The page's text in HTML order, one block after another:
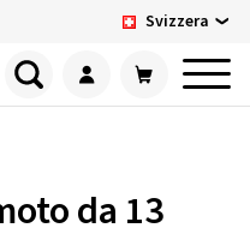
Svizzera
da 13